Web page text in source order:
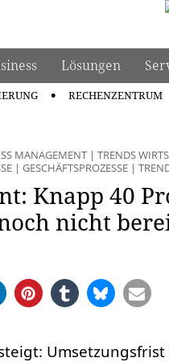
Lösungen
RECHENZENTRUM
MANAGEMENT| TRENDS
| GESCHÄFTSPROZESSE|
Knapp 40
nicht